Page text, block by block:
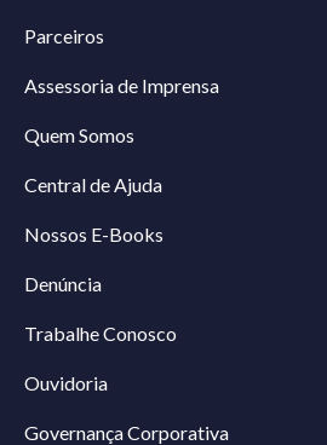
Parceiros
Assessoria de Imprensa
Quem Somos
Central de Ajuda
Nossos E-Books
Denúncia
Trabalhe Conosco
Ouvidoria
Governança Corporativa